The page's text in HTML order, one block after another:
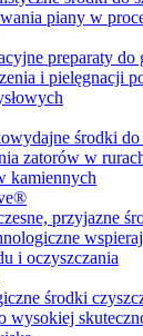
piany w
preparaty do
i pielęgnacji
środki do
zatorów w
kamiennych
przyjazne
i oczyszczania
środki
wysokiej